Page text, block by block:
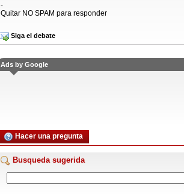
-
Quitar NO SPAM para responder
Siga el debate
Ads by Google
Hacer una pregunta
Busqueda sugerida